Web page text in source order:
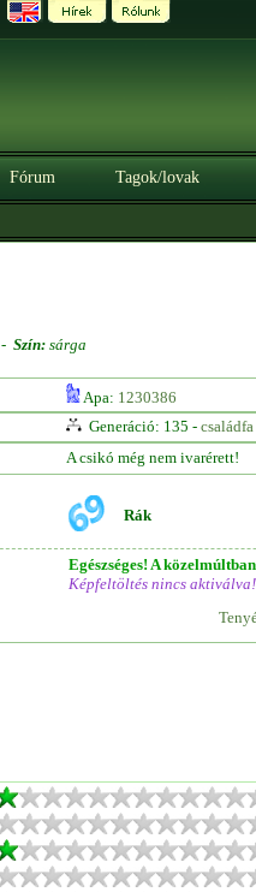
Fórum Tagok/lovak
- Szín: sárga
Apa: 1230386
Generáció: 135 - családfa
A csikó még nem ivarérett!
Rák
Egészséges! A
Képfeltöltés nincs aktiválva!